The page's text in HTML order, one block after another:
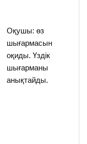
Оқушы: өз
шығармасын
оқиды. Үздік
шығарманы
анықтайды.